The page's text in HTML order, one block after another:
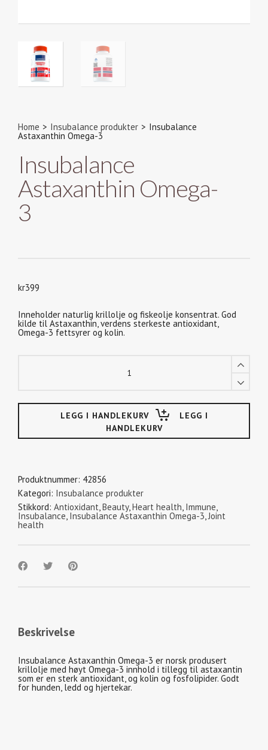
Home > Insubalance produkter > Insubalance
Astaxanthin Omega-3
Insubalance
Astaxanthin Omega-
3
kr399
Inneholder naturlig krillolje og fiskeolje konsentrat. God
kilde til Astaxanthin, verdens sterkeste antioxidant,
Omega-3 fettsyrer og kolin.
LEGG I
HANDLEKURV
Produktnummer: 42856
Kategori: Insubalance produkter
Stikkord: Antioxidant,Beauty,Heart health, Immune,
Insubalance, Insubalance Astaxanthin Omega-3,Joint
health
Beskrivelse
Insubalance Astaxanthin Omega-3 er norsk produsert
krillolje med høyt Omega-3 innhold i tillegg til astaxantin
som er en sterk antioxidant, og kolin og fosfolipider. Godt
for hunden, ledd og hjertekar.